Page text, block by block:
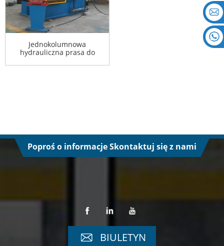
Jednokolumnowa
hydrauliczna prasa do
Poproś o informacje Skontaktuj się z nami
BIULETYN